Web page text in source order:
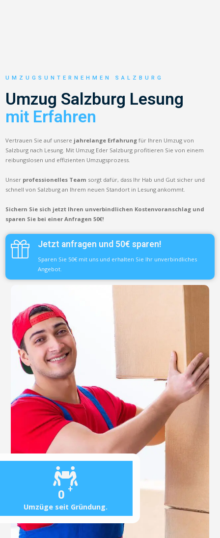
0 +
Umzüge seit Gründung.
UMZUGSUNTERNEHMEN SALZBURG
Umzug Salzburg Lesung
mit Erfahren
Vertrauen Sie auf unsere jahrelange Erfahrung für Ihren Umzug von
Salzburg nach Lesung. Mit Umzug Eder Salzburg profitieren Sie von einem
reibungslosen und effizienten Umzugsprozess.
Unser professionelles Team sorgt dafür, dass Ihr Hab und Gut sicher und
schnell von Salzburg an Ihrem neuen Standort in Lesung ankommt.
Sichern Sie sich jetzt Ihren unverbindlichen Kostenvoranschlag und
sparen Sie bei einer Anfragen 50€!
Jetzt anfragen und 50€ sparen!
Sparen Sie 50€ mit uns und erhalten Sie Ihr unverbindliches
Angebot.